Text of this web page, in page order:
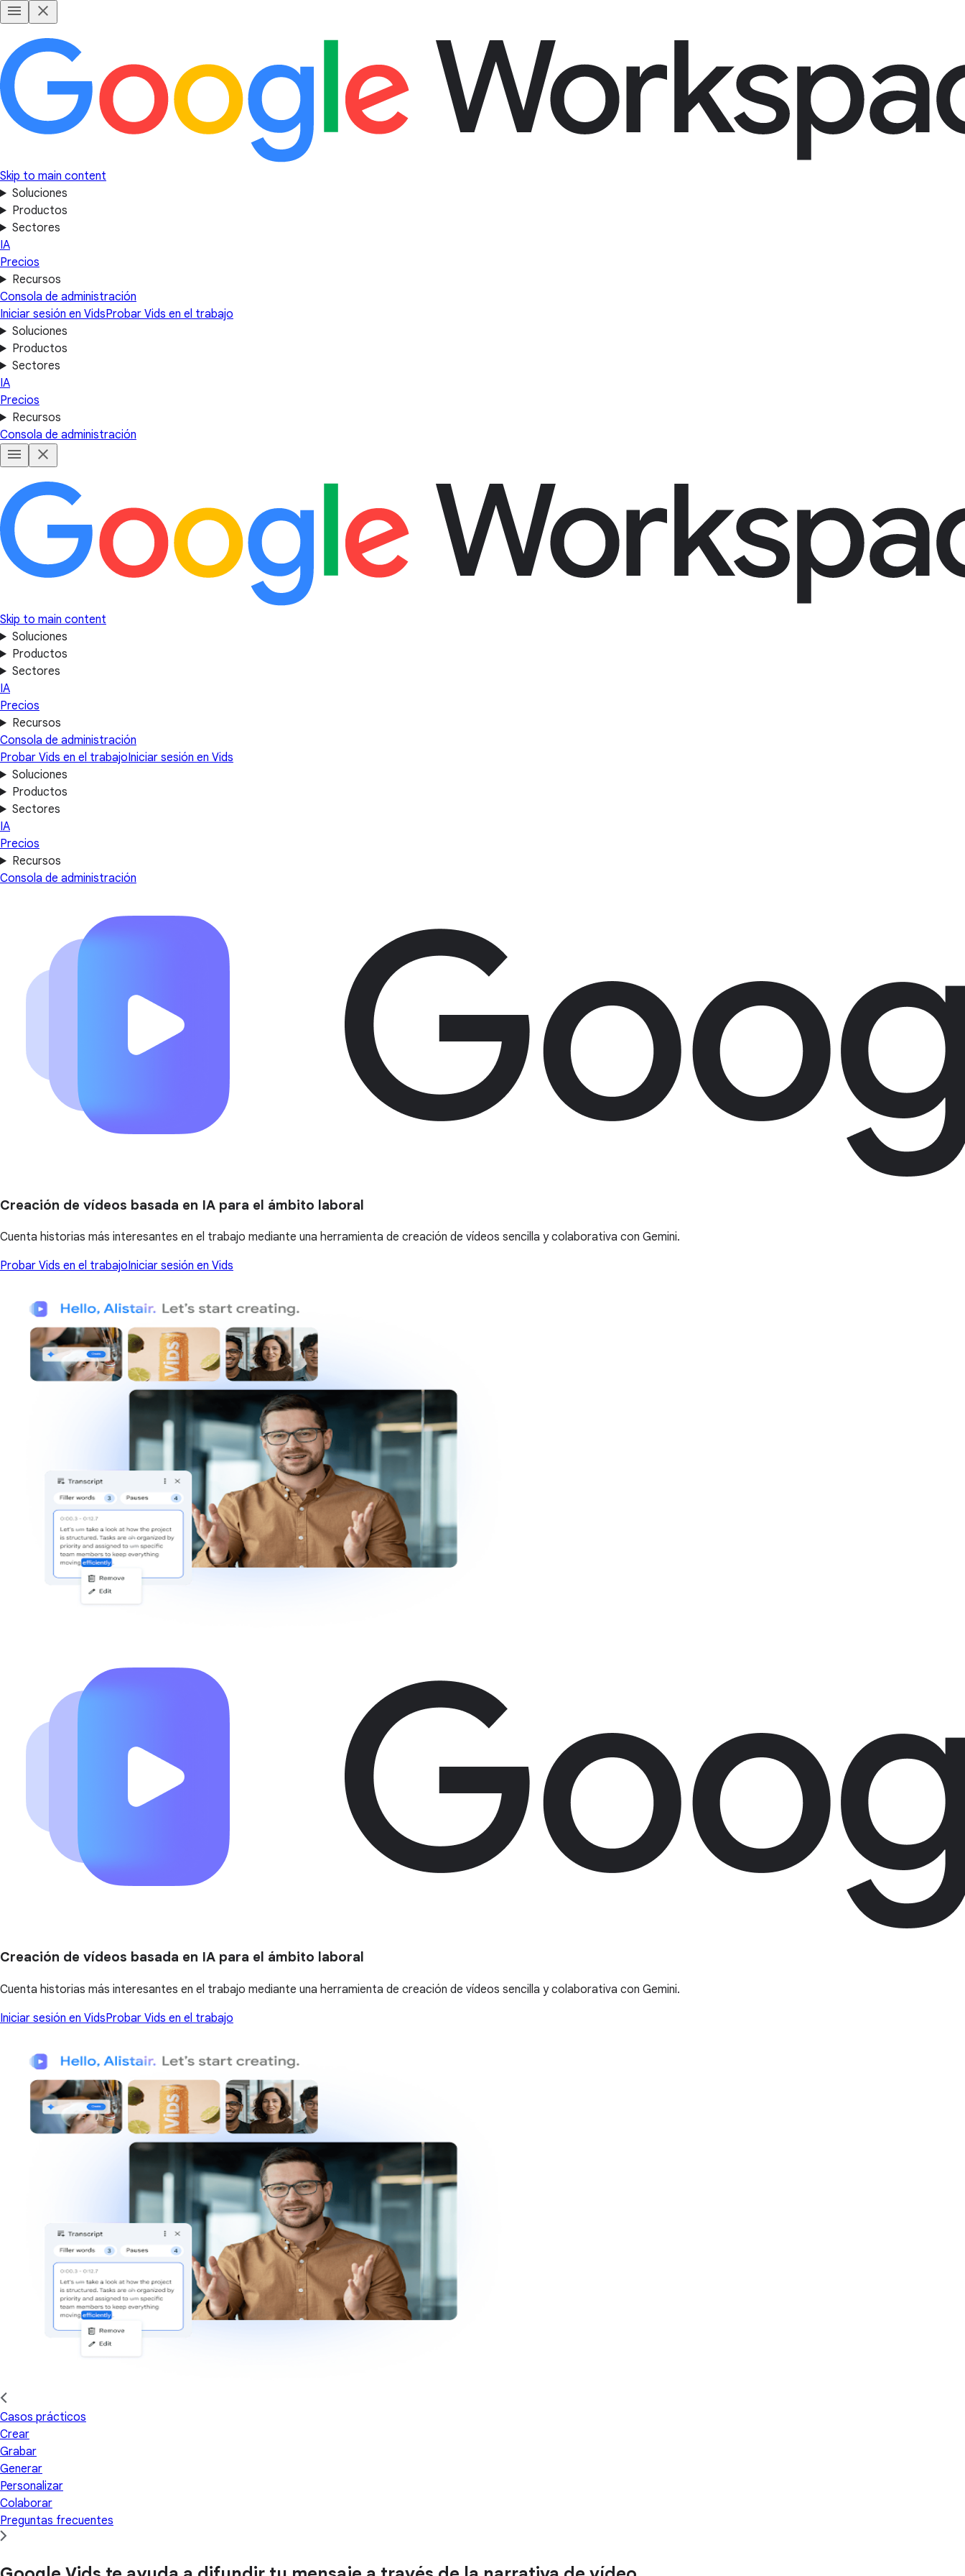
Skip to main content
Soluciones
Productos
Sectores
IA
Precios
Recursos
Consola de administración
Iniciar sesión en VidsProbar Vids en el trabajo
Soluciones
Productos
Sectores
IA
Precios
Recursos
Consola de administración
Skip to main content
Soluciones
Productos
Sectores
IA
Precios
Recursos
Consola de administración
Probar Vids en el trabajoIniciar sesión en Vids
Soluciones
Productos
Sectores
IA
Precios
Recursos
Consola de administración
Creación de vídeos basada en IA para el ámbito laboral
Cuenta historias más interesantes en el trabajo mediante una herramienta de creación de vídeos sencilla y colaborativa con Gemini.
Probar Vids en el trabajoIniciar sesión en Vids
Creación de vídeos basada en IA para el ámbito laboral
Cuenta historias más interesantes en el trabajo mediante una herramienta de creación de vídeos sencilla y colaborativa con Gemini.
Iniciar sesión en VidsProbar Vids en el trabajo
Casos prácticos
Crear
Grabar
Generar
Personalizar
Colaborar
Preguntas frecuentes